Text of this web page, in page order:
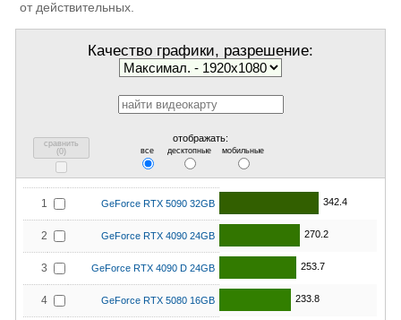
от действительных.
Качество графики, разрешение:
сравнить
(0)
отображать:
все десктопные мобильные
1 GeForce RTX 5090 32GB 342.4
2 GeForce RTX 4090 24GB 270.2
3 GeForce RTX 4090 D 24GB 253.7
4 GeForce RTX 5080 16GB 233.8